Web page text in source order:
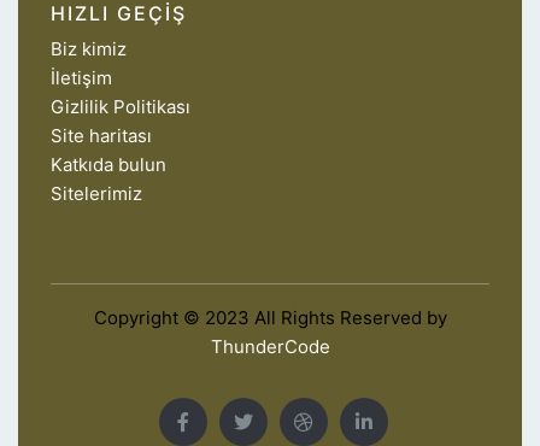
HIZLI GEÇIŞ
Biz kimiz
İletişim
Gizlilik Politikası
Site haritası
Katkıda bulun
Sitelerimiz
Copyright © 2023 All Rights Reserved by
ThunderCode